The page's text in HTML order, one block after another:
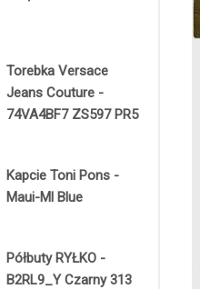
Torebka Versace
Jeans Couture -
74VA4BF7 ZS597 PR5
Kapcie Toni Pons -
Maui-Ml Blue
Półbuty RYŁKO -
B2RL9_Y Czarny 313